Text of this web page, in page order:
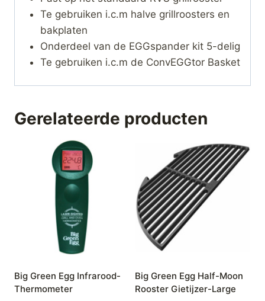
Te gebruiken i.c.m halve grillroosters en
bakplaten
Onderdeel van de EGGspander kit 5-delig
Te gebruiken i.c.m de ConvEGGtor Basket
Gerelateerde producten
Big Green Egg Infrarood-
Thermometer
Big Green Egg Half-Moon
Rooster Gietijzer-Large